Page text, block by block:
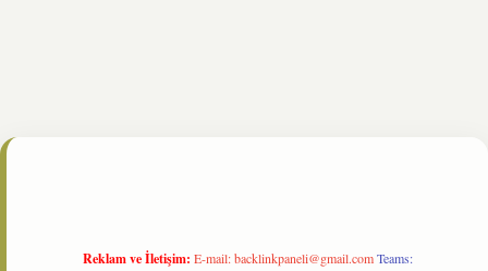
Reklam ve İletişim: E-mail:backlinkpaneli@gmail.com Teams: